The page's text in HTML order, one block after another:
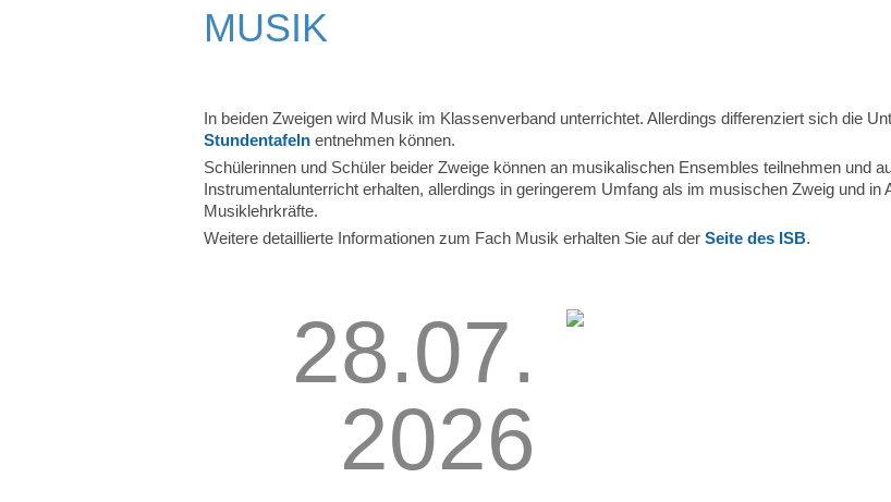
MUSIK
In beiden Zweigen wird Musik im Klassenverband unterrichtet. Allerdings differenziert sich die
Stundentafeln entnehmen können.
Schülerinnen und Schüler beider Zweige können an musikalischen Ensembles teilnehmen und
Instrumentalunterricht erhalten, allerdings in geringerem Umfang als im musischen Zweig und in
Musiklehrkräfte.
Weitere detaillierte Informationen zum Fach Musik erhalten Sie auf der Seite des ISB.
28.07.
2026